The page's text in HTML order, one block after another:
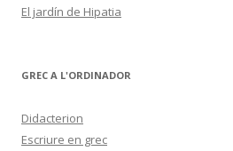
El jardín de Hipatia
GREC A L'ORDINADOR
Didacterion
Escriure en grec